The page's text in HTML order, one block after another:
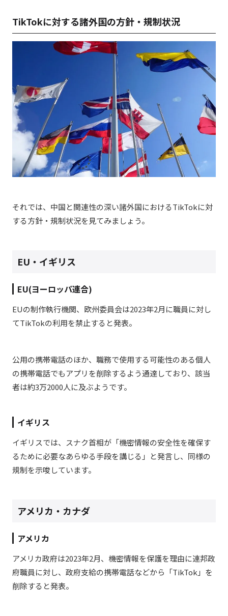
TikTokに対する諸外国の方針・規制状況
それでは、中国と関連性の深い諸外国におけるTikTokに対
する方針・規制状況を見てみましょう。
EU・イギリス
EU(ヨーロッパ連合)
EUの制作執行機関、欧州委員会は2023年2月に職員に対し
てTikTokの利用を禁止すると発表。
公用の携帯電話のほか、職務で使用する可能性のある個人
の携帯電話でもアプリを削除するよう通達しており、該当
者は約3万2000人に及ぶようです。
イギリス
イギリスでは、スナク首相が「機密情報の安全性を確保す
るために必要なあらゆる手段を講じる」と発言し、同様の
規制を示唆しています。
アメリカ・カナダ
アメリカ
アメリカ政府は2023年2月、機密情報を保護を理由に連邦政
府職員に対し、政府支給の携帯電話などから「TikTok」を
削除すると発表。